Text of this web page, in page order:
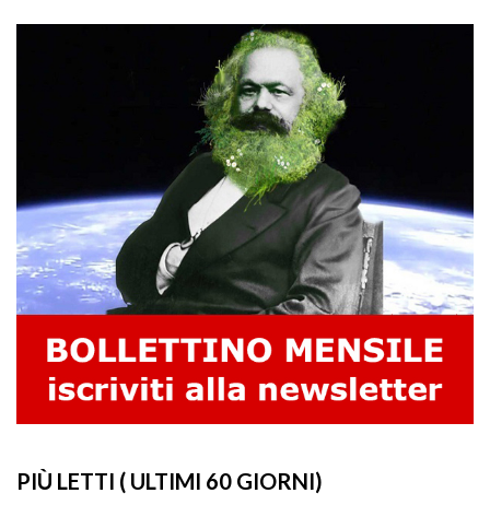
PIÙ LETTI ( ULTIMI 60 GIORNI)